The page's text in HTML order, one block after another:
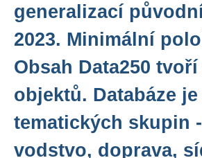
generalizací
2023. Minimální
Obsah Data250
objektů. Databáze
tematických skupin
vodstvo, doprava,